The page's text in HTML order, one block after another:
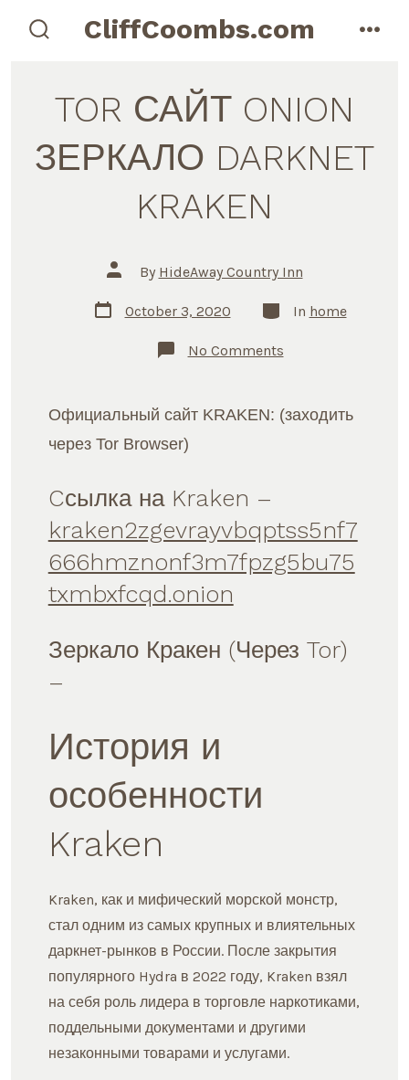
CliffCoombs.com
TOR САЙТ ONION
ЗЕРКАЛО DARKNET
KRAKEN
Post
author
By HideAway Country Inn
Post
date
October 3, 2020 Categories
In home
No Commentson
ЗЕРКАЛО
DARKNET
Официальный сайт KRAKEN: (заходить
через Tor Browser)
Cсылка на Kraken –
kraken2zgevrayvbqptss5nf7
666hmznonf3m7fpzg5bu75
txmbxfcqd.onion
Зеркало Кракен (Через Tor)
–
История и
особенности
Kraken
Kraken, как и мифический морской монстр,
стал одним из самых крупных и влиятельных
даркнет-рынков в России. После закрытия
популярного Hydra в 2022 году, Kraken взял
на себя роль лидера в торговле наркотиками,
поддельными документами и другими
незаконными товарами и услугами.